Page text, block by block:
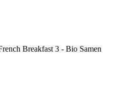
Breakfast 3 - Bio Samen